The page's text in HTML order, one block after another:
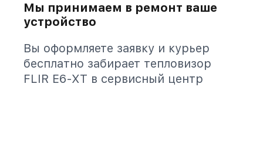
Мы принимаем в ремонт ваше
устройство
Вы оформляете заявку и курьер
бесплатно забирает тепловизор
FLIR E6-XT в сервисный центр